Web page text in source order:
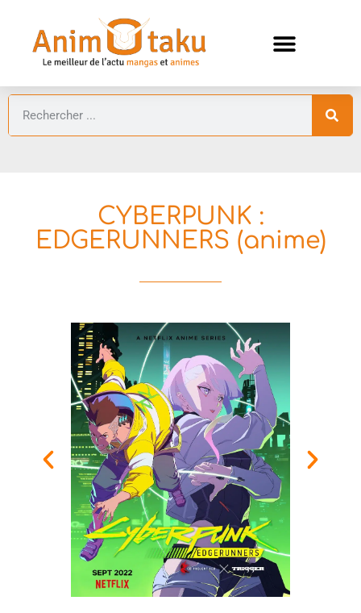
CYBERPUNK :
EDGERUNNERS (anime)